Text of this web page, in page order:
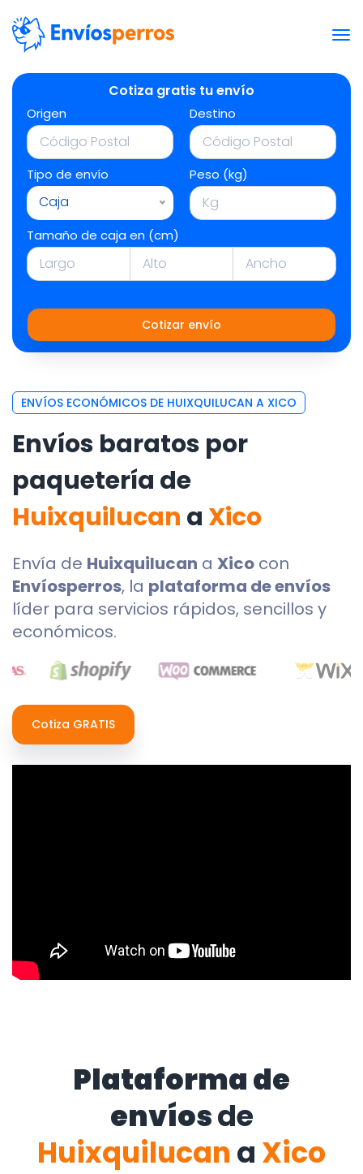
Cotiza gratis tu envío
Origen Destino
Tipo de envío
Caja
Peso (kg)
Tamaño de caja en (cm)
Cotizar envío
ENVÍOS ECONÓMICOS DE HUIXQUILUCAN A XICO
Envíos baratos por
paquetería de
Huixquilucan a Xico
Envía de Huixquilucan a Xico con
Envíosperros, la plataforma de envíos
líder para servicios rápidos, sencillos y
económicos.
Cotiza GRATIS
Plataforma de
envíosde
Huixquilucan a Xico